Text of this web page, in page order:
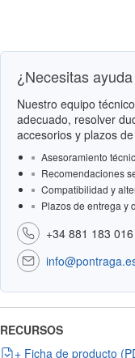
¿Necesitas
Nuestro equipo
adecuado, resolver
accesorios y plazos
Asesoramiento
Recomendaciones
Compatibilidad y
Plazos de entrega y
+34 881 183 016
RECURSOS
+ Ficha de producto